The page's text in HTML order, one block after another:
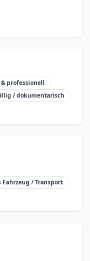
professionell
/ dokumentarisch
Fahrzeug / Transport